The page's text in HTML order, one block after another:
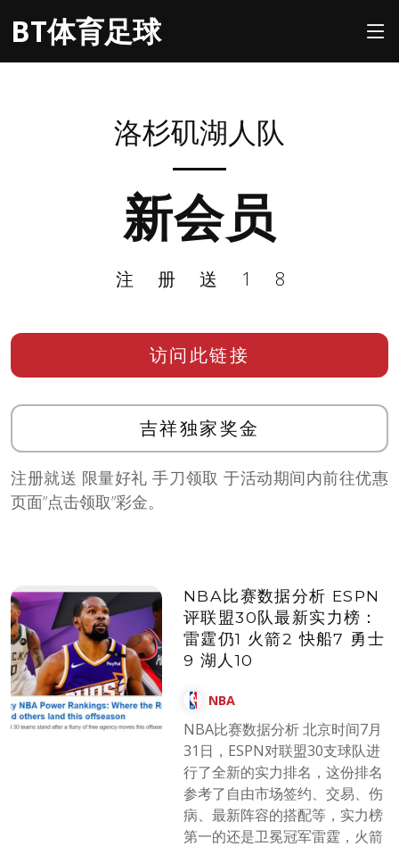
BT体育足球
洛杉矶湖人队
NBA比赛数据分析 ESPN
评联盟30队最新实力榜：
雷霆仍1 火箭2 快船7 勇士
9 湖人10
NBA
NBA比赛数据分析 北京时间7月
31日，ESPN对联盟30支球队进
行了全新的实力排名，这份排名
参考了自由市场签约、交易、伤
病、最新阵容的搭配等，实力榜
第一的还是卫冕冠军雷霆，火箭
新会员
注册送18
访问此链接
吉祥独家奖金
注册就送 限量好礼 手刀领取 于活动期间内前往优惠
页面”点击领取”彩金。